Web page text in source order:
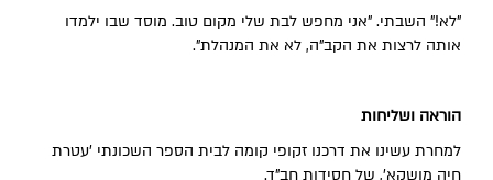
"לא!" השבתי. "אני מחפש לבת שלי מקום טוב. מוסד שבו ילמדו
אותה לרצות את הקב"ה, לא את המנהלת".
הוראה ושליחות
למחרת עשינו את דרכנו זקופי קומה לבית הספר השכונתי 'עטרת
חיה מושקא', של חסידות חב"ד.